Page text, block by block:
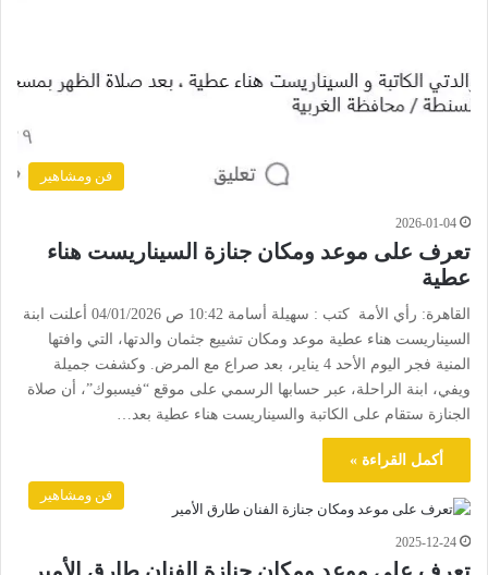
فن ومشاهير
2026-01-04
تعرف على موعد ومكان جنازة السيناريست هناء
عطية
القاهرة: رأي الأمة كتب : سهيلة أسامة 10:42 ص 04/01/2026 أعلنت ابنة
السيناريست هناء عطية موعد ومكان تشييع جثمان والدتها، التي وافتها
المنية فجر اليوم الأحد 4 يناير، بعد صراع مع المرض. وكشفت جميلة
ويفي، ابنة الراحلة، عبر حسابها الرسمي على موقع “فيسبوك”، أن صلاة
الجنازة ستقام على الكاتبة والسيناريست هناء عطية بعد…
أكمل القراءة »
فن ومشاهير
2025-12-24